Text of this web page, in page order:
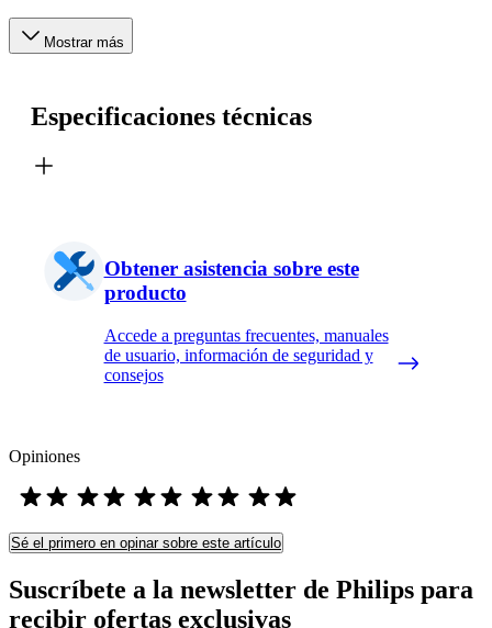
Mostrar más
Especificaciones técnicas
Obtener asistencia sobre este
producto
Accede a preguntas frecuentes, manuales
de usuario, información de seguridad y
consejos
Opiniones
Sé el primero en opinar sobre este artículo
Suscríbete a la newsletter de Philips para
recibir ofertas exclusivas